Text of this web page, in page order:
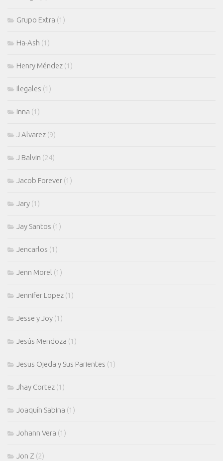
Grupo Extra (1)
Ha-Ash (1)
Henry Méndez (1)
Ilegales (1)
Inna (1)
J Alvarez (9)
J Balvin (24)
Jacob Forever (1)
Jary (1)
Jay Santos (1)
Jencarlos (1)
Jenn Morel (1)
Jennifer Lopez (1)
Jesse y Joy (1)
Jesús Mendoza (1)
Jesus Ojeda y Sus Parientes (1)
Jhay Cortez (1)
Joaquín Sabina (1)
Johann Vera (1)
Jon Z (2)